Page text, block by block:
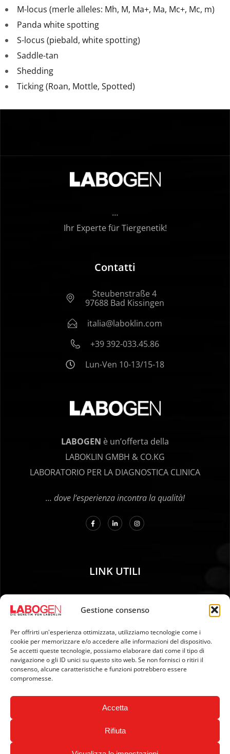
Gestione consenso
Per offrirti un'esperienza ottimizzata, utilizziamo tecnologie come i
cookie per memorizzare e/o accedere alle informazioni del dispositivo.
Se accetti queste tecnologie, possiamo elaborare dati come il tipo di
navigazione o gli ID unici su questo sito web. Se non fornisci o ritiri il
consenso, alcune caratteristiche e funzioni potrebbero essere
compromesse.
Accetta
Rifiuta
M-locus (merle alleles: Mh, M, Ma+, Ma, Mc+, Mc, m)
Panda white spotting
S-locus (piebald, white spotting)
Saddle-tan
Shedding
Ticking (Roan, Mottle, Spotted)
…
Ihr Experte für Tiergenetik!
Contatti
Steubenstraße 4
97688 Bad Kissingen
italia@laboklin.com
+39 392-033.45.86
Lun-Ven 10-13/15-18
LABOGEN è un’offerta della
LABOKLIN GMBH & CO.KG
LABORATORIO PER LA DIAGNOSTICA CLINICA
… dove l’esperienza incontra la qualità!
LINK UTILI
02. SPEDIZIONE E PAGAMENTO
04. Protezione dei dati
05. Condizioni generali di contratto
06. Politica di cancellazione e modulo di cancellazione